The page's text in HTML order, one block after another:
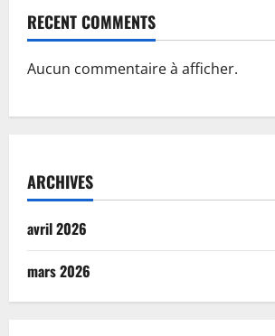
RECENT COMMENTS
Aucun commentaire à afficher.
ARCHIVES
avril 2026
mars 2026